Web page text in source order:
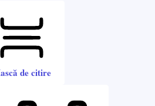
de citire